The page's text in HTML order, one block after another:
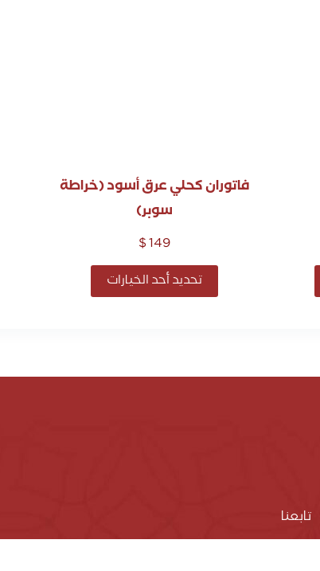
فاتوران كحلي عرق أسود (خراطة
سوبر)
$149
تحديد أحد الخيارات
تابعنا